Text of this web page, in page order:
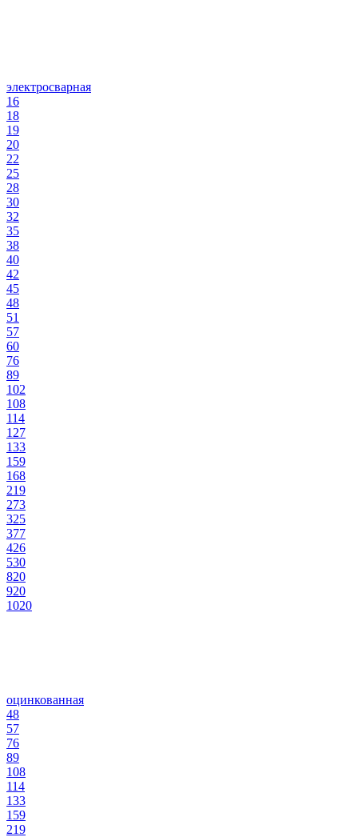
электросварная
16
18
19
20
22
25
28
30
32
35
38
40
42
45
48
51
57
60
76
89
102
108
114
127
133
159
168
219
273
325
377
426
530
820
920
1020
оцинкованная
48
57
76
89
108
114
133
159
219